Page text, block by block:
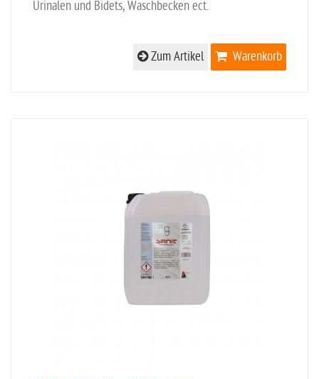
Urinalen und Bidets, Waschbecken ect.
Warenkorb
Zum Artikel